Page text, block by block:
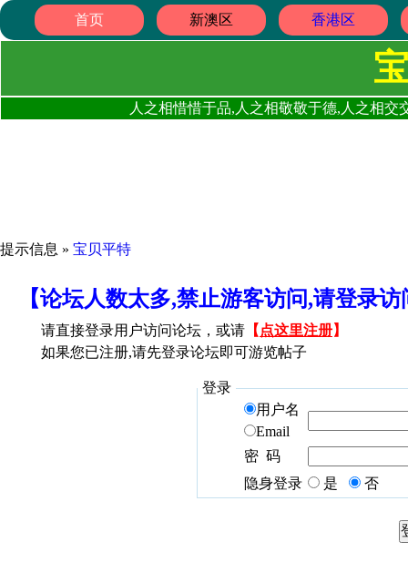
首页 新澳区 香港区
人之相惜惜于品,人之相敬敬于德,人之相
提示信息 » 宝贝平特
【论坛人数太多,禁止游客访问,请登录
请直接登录用户访问论坛，或请 【 点这里注册】
如果您已注册,请先登录论坛即可游览帖子
登录
用户名
Email
密 码
隐身登录
是 否